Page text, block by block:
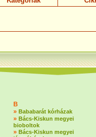
B
» Bababarát kórházak
» Bács-Kiskun megyei
bioboltok
» Bács-Kiskun megyei